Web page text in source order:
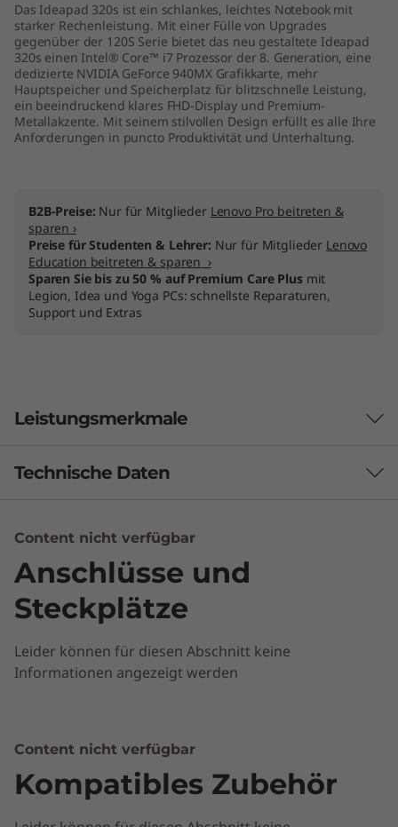
Das Ideapad 320s ist ein schlankes, leichtes Notebook mit
starker Rechenleistung. Mit einer Fülle von Upgrades
gegenüber der 120S Serie bietet das neu gestaltete Ideapad
320s einen Intel® Core™ i7 Prozessor der 8. Generation, eine
dedizierte NVIDIA GeForce 940MX Grafikkarte, mehr
Hauptspeicher und Speicherplatz für blitzschnelle Leistung,
ein beeindruckend klares FHD-Display und Premium-
Metallakzente. Mit seinem stilvollen Design erfüllt es alle Ihre
Anforderungen in puncto Produktivität und Unterhaltung.
B2B-Preise: Nur für Mitglieder Lenovo Pro beitreten &
sparen ›
Preise für Studenten & Lehrer: Nur für Mitglieder Lenovo
Education beitreten & sparen ›
Sparen Sie bis zu 50 % auf Premium Care Plusmit
Legion, Idea und Yoga PCs: schnellste Reparaturen,
Support und Extras
Leistungsmerkmale
Flach und leicht
Das Ideapad 320s 35,56 cm(14") ist stilvoll
schlank und überraschend portabel. Ob Sie
von zu Hause aus arbeiten oder unterwegs
Technische Daten
Brand
ideapad
Content nicht verfügbar
Anschlüsse und
Steckplätze
Leider können für diesen Abschnitt keine
Informationen angezeigt werden
Content nicht verfügbar
Kompatibles Zubehör